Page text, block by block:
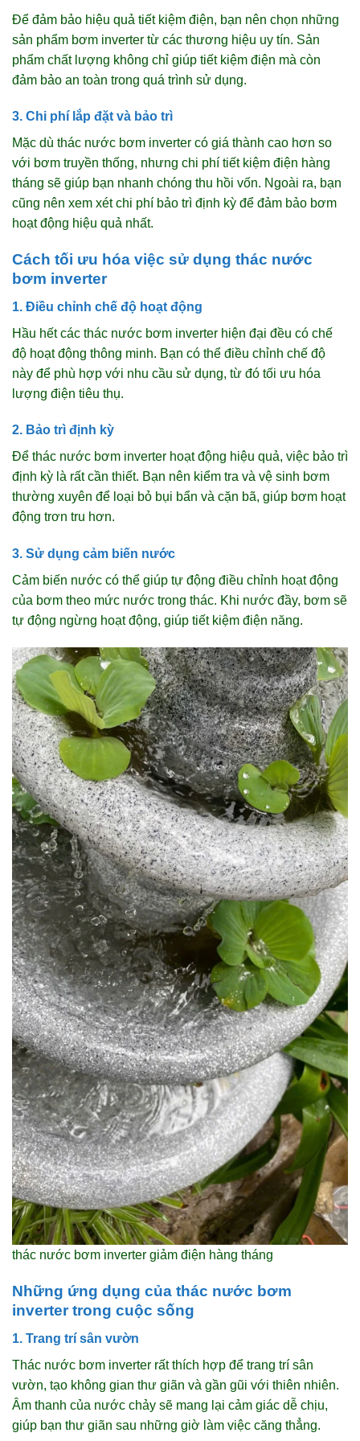
Để đảm bảo hiệu quả tiết kiệm điện, bạn nên chọn những
sản phẩm bơm inverter từ các thương hiệu uy tín. Sản
phẩm chất lượng không chỉ giúp tiết kiệm điện mà còn
đảm bảo an toàn trong quá trình sử dụng.
3. Chi phí lắp đặt và bảo trì
Mặc dù thác nước bơm inverter có giá thành cao hơn so
với bơm truyền thống, nhưng chi phí tiết kiệm điện hàng
tháng sẽ giúp bạn nhanh chóng thu hồi vốn. Ngoài ra, bạn
cũng nên xem xét chi phí bảo trì định kỳ để đảm bảo bơm
hoạt động hiệu quả nhất.
Cách tối ưu hóa việc sử dụng thác nước
bơm inverter
1. Điều chỉnh chế độ hoạt động
Hầu hết các thác nước bơm inverter hiện đại đều có chế
độ hoạt động thông minh. Bạn có thể điều chỉnh chế độ
này để phù hợp với nhu cầu sử dụng, từ đó tối ưu hóa
lượng điện tiêu thụ.
2. Bảo trì định kỳ
Để thác nước bơm inverter hoạt động hiệu quả, việc bảo trì
định kỳ là rất cần thiết. Bạn nên kiểm tra và vệ sinh bơm
thường xuyên để loại bỏ bụi bẩn và cặn bã, giúp bơm hoạt
động trơn tru hơn.
3. Sử dụng cảm biến nước
Cảm biến nước có thể giúp tự động điều chỉnh hoạt động
của bơm theo mức nước trong thác. Khi nước đầy, bơm sẽ
tự động ngừng hoạt động, giúp tiết kiệm điện năng.
thác nước bơm inverter giảm điện hàng tháng
Những ứng dụng của thác nước bơm
inverter trong cuộc sống
1. Trang trí sân vườn
Thác nước bơm inverter rất thích hợp để trang trí sân
vườn, tạo không gian thư giãn và gần gũi với thiên nhiên.
Âm thanh của nước chảy sẽ mang lại cảm giác dễ chịu,
giúp bạn thư giãn sau những giờ làm việc căng thẳng.